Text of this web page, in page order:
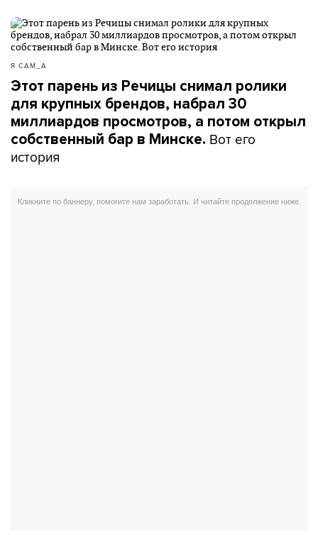
Я САМ_А
Этот парень из Речицы снимал ролики
для крупных брендов, набрал 30
миллиардов просмотров, а потом открыл
собственный бар в Минске. Вот его
история